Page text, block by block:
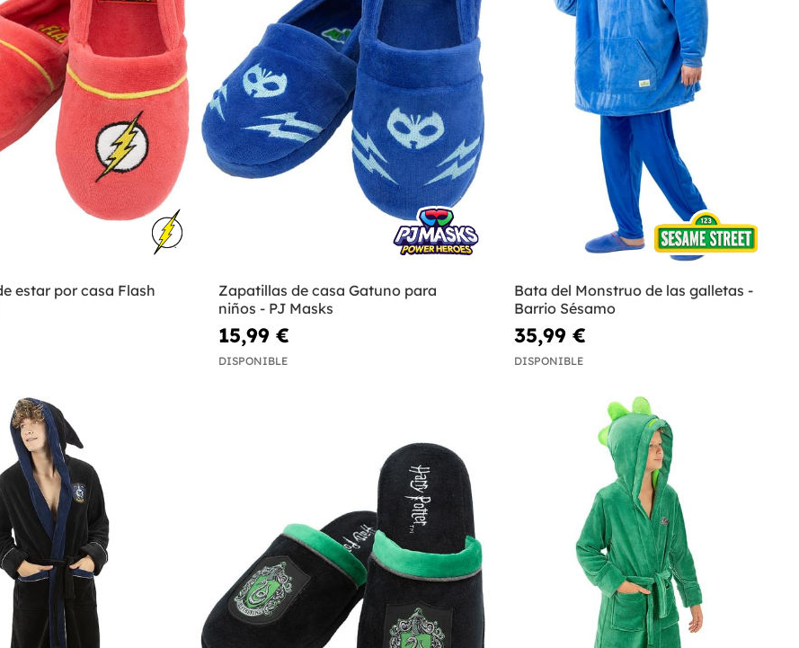
estar por casa Flash
Zapatillas de casa Gatuno para
niños - PJ Masks
15,99 €
DISPONIBLE
Bata del Monstruo de las galletas -
Barrio Sésamo
35,99 €
DISPONIBLE